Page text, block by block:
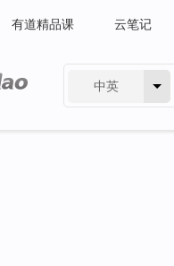
有道精品课 云笔记
中英